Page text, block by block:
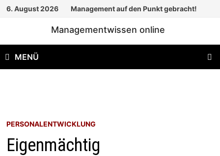
Zum
6. August 2026 Management auf den Punkt gebracht!
Managementwissen online
MENÜ
PERSONALENTWICKLUNG
Eigenmächtig